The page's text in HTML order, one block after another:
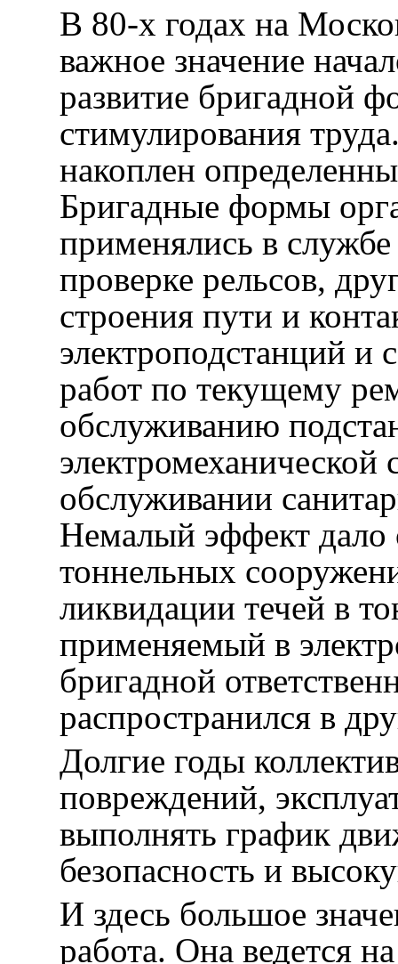
В 80-х годах на
важное значение
развитие бригадной
стимулирования
накоплен
Бригадные формы
применялись в
проверке рельсов,
строения пути и
электроподстанций
работ по текущему
обслуживанию
обслуживании
Немалый эффект дало
тоннельных
ликвидации течей в
применяемый в
бригадной
распространился в
Долгие годы
повреждений,
выполнять график
безопасность и
И здесь большое
работа. Она ведется